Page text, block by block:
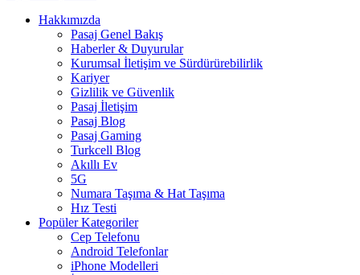
Hakkımızda
Pasaj Genel Bakış
Haberler & Duyurular
Kurumsal İletişim ve Sürdürürebilirlik
Kariyer
Gizlilik ve Güvenlik
Pasaj İletişim
Pasaj Blog
Pasaj Gaming
Turkcell Blog
Akıllı Ev
5G
Numara Taşıma & Hat Taşıma
Hız Testi
Popüler Kategoriler
Cep Telefonu
Android Telefonlar
iPhone Modelleri